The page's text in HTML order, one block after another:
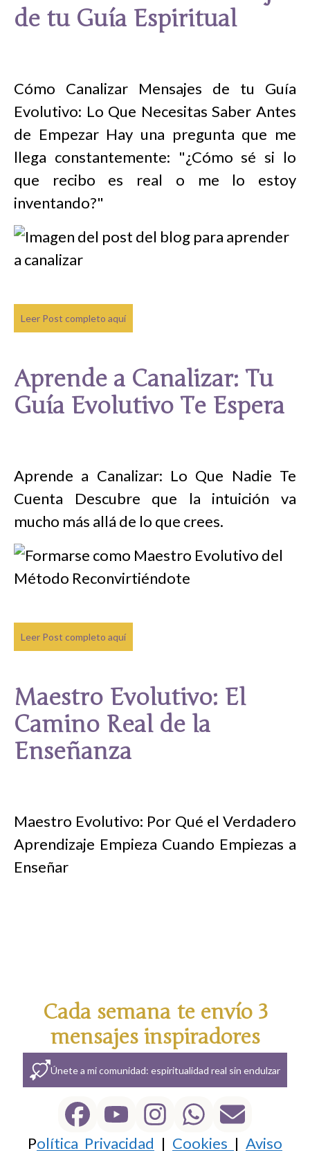
de tu Guía Espiritual
Cómo Canalizar Mensajes de tu Guía
Evolutivo: Lo Que Necesitas Saber Antes
de Empezar Hay una pregunta que me
llega constantemente: "¿Cómo sé si lo
que recibo es real o me lo estoy
inventando?"
Leer Post completo aquí
Aprende a Canalizar: Tu
Guía Evolutivo Te Espera
Aprende a Canalizar: Lo Que Nadie Te
Cuenta Descubre que la intuición va
mucho más allá de lo que crees.
Leer Post completo aquí
Maestro Evolutivo: El
Camino Real de la
Enseñanza
Maestro Evolutivo: Por Qué el Verdadero
Aprendizaje Empieza Cuando Empiezas a
Enseñar
Cada semana te envío 3
mensajes inspiradores
Únete a mi comunidad: espiritualidad real sin endulzar
Política Privacidad | Cookies | Aviso